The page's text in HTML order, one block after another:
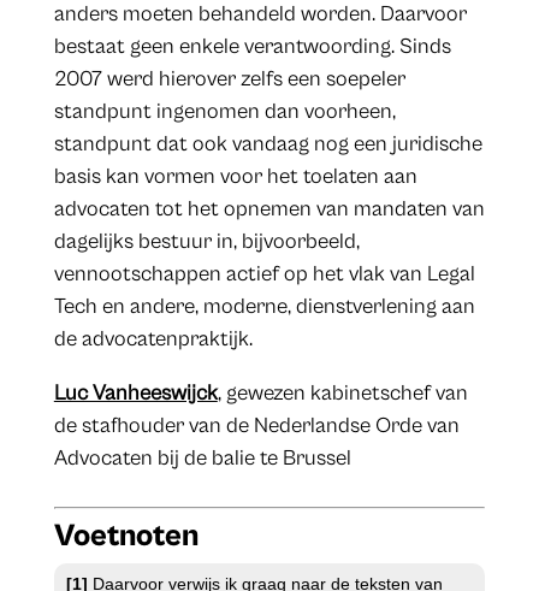
anders moeten behandeld worden. Daarvoor
bestaat geen enkele verantwoording. Sinds
2007 werd hierover zelfs een soepeler
standpunt ingenomen dan voorheen,
standpunt dat ook vandaag nog een juridische
basis kan vormen voor het toelaten aan
advocaten tot het opnemen van mandaten van
dagelijks bestuur in, bijvoorbeeld,
vennootschappen actief op het vlak van Legal
Tech en andere, moderne, dienstverlening aan
de advocatenpraktijk.
Luc Vanheeswijck, gewezen kabinetschef van
de stafhouder van de Nederlandse Orde van
Advocaten bij de balie te Brussel
Voetnoten
[1] Daarvoor verwijs ik graag naar de teksten van